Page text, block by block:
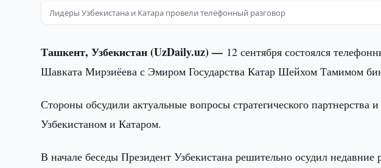
Лидеры Узбекистана и Катара провели телефонный разговор
Ташкент, Узбекистан (UzDaily.uz) — 12 сентября состоялся
Шавката Мирзиёева с Эмиром Государства Катар Шейхом Тамимом
Стороны обсудили актуальные вопросы стратегического партнерства
Узбекистаном и Катаром.
В начале беседы Президент Узбекистана решительно осудил